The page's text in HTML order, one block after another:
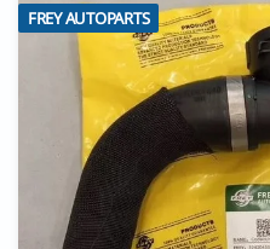
FREY AUTOPARTS